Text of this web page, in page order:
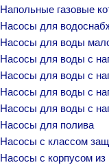
Напольные газовые
Насосы для
Насосы для воды
Насосы для воды с
Насосы для воды с
Насосы для воды с
Насосы для воды с
Насосы для полива
Насосы с классом
Насосы с корпусом